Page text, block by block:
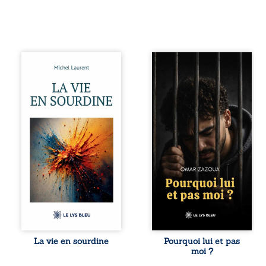
Nina et Pierre se
très jeunes,
presque par
hasard, et se sont
aimés simplement,
persuadés que la
présence de
l’autre suffirait. Ils
mènent une
existence
modeste, rythmée
par le travail, la
fatigue et les
silences. La mort
de la mère de
vivent, fragilise un
équilibre déjà
La vie en sourdine
Pourquoi lui et pas
moi ? raconte le
parcours de
l’auteur marqué
par les mauvais
choix, la chute et
l’épreuve de
l’enfermement.
Mais il dévoile
également les
espoirs qui lui ont
permis de ne pas
renoncer. Au-delà
d’une histoire
témoignage
la responsabilité,
la résilience et la
possibilité de se
Pourquoi lui et pas
moi ?